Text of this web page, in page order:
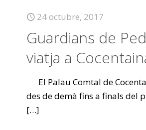
24 octubre, 2017
Guardians de
viatja a
El Palau Comtal de
des de demà fins a finals del
[…]